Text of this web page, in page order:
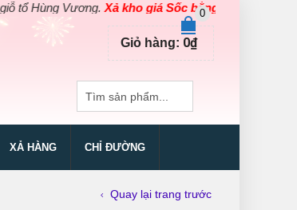
Hùng Vương.Xả kho giá Sốc bằng giá Gốc
0
Giỏ hàng: 0₫
XẢ HÀNG CHỈ ĐƯỜNG
Quay lại trang trước